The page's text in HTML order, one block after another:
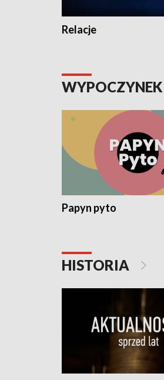
Relacje
WYPOCZYNEK
Papyn pyto
HISTORIA